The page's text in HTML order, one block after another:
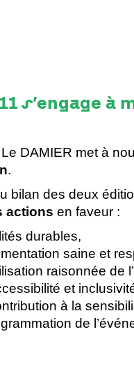
s’engage
DAMIER met à
.
bilan des deux
actions en faveur :
durables,
saine et
raisonnée de
et
à la
de